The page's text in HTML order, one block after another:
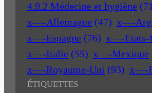
4.9.2 Médecine et hygiène
x—-Allemagne (47) x—-
x—-Espagne (76) x—-Etats-
x—-Italie (55) x—-Mexique
x—-Royaume-Uni (93) x—-
ÉTIQUETTES